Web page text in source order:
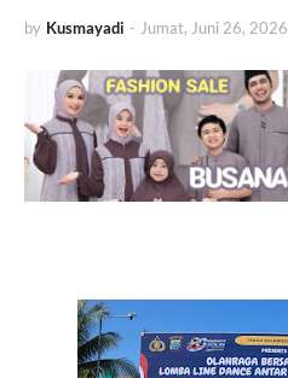
by Kusmayadi - Jumat, Juni 26, 2026